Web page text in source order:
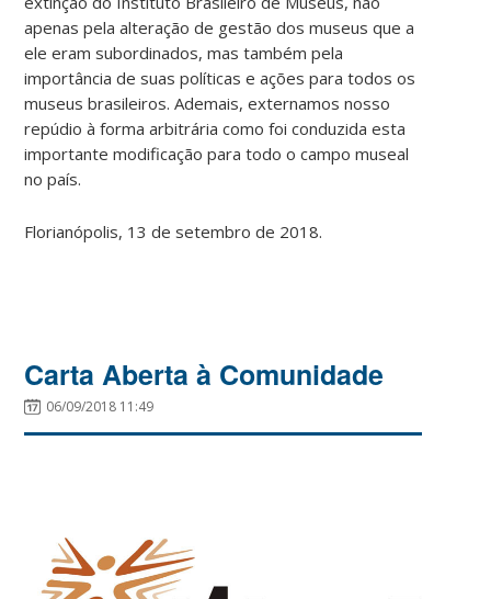
apenas pela alteração de gestão dos museus que a
ele eram subordinados, mas também pela
importância de suas políticas e ações para todos os
museus brasileiros. Ademais, externamos nosso
repúdio à forma arbitrária como foi conduzida esta
importante modificação para todo o campo museal
no país.
Florianópolis, 13 de setembro de 2018.
Carta Aberta à Comunidade
06/09/2018 11:49